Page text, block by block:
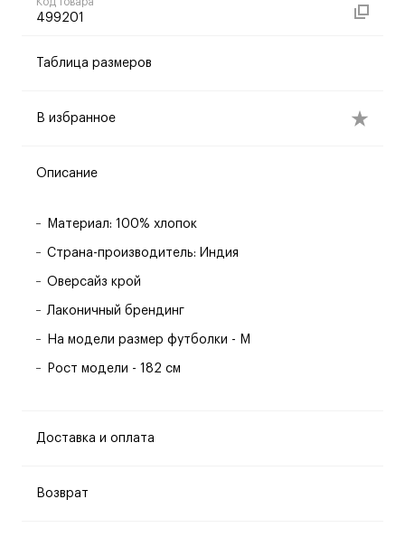
499201
Таблица размеров
В избранное
Описание
Материал: 100% хлопок
Страна-производитель: Индия
Оверсайз крой
Лаконичный брендинг
На модели размер футболки - M
Рост модели - 182 см
Доставка и оплата
Возврат